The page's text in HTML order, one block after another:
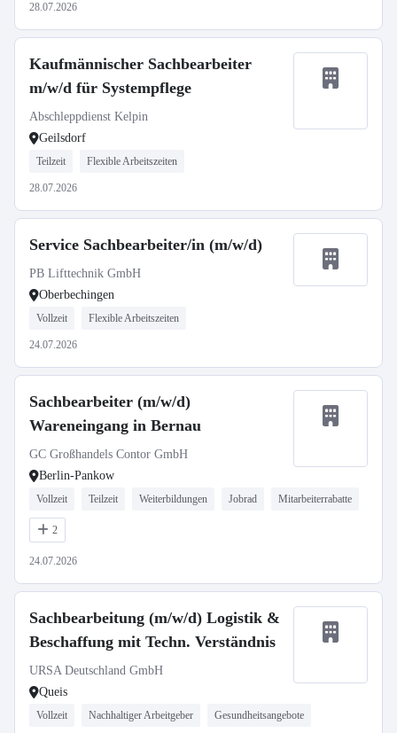
28.07.2026
Kaufmännischer Sachbearbeiter
m/w/d für Systempflege
Abschleppdienst Kelpin
Geilsdorf
Teilzeit Flexible Arbeitszeiten
28.07.2026
Service Sachbearbeiter/in (m/w/d)
PB Lifttechnik GmbH
Oberbechingen
Vollzeit Flexible Arbeitszeiten
24.07.2026
Sachbearbeiter (m/w/d)
Wareneingang in Bernau
GC Großhandels Contor GmbH
Berlin-Pankow
Vollzeit Teilzeit Weiterbildungen Jobrad Mitarbeiterrabatte
2
24.07.2026
Sachbearbeitung (m/w/d) Logistik &
Beschaffung mit Techn. Verständnis
URSA Deutschland GmbH
Queis
Vollzeit Nachhaltiger Arbeitgeber Gesundheitsangebote